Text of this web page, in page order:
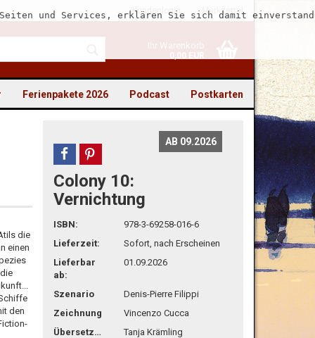
Kundenlogin Merkzettel
Ihr Warenkorb
0,00 EUR
und Services, erklären Sie sich damit
Postkarten
Podcast
Ferienpakete 2026
die
einen
den
AB 09.2026
teilen pin it
Colony 10:
Vernichtung
ISBN:
978-3-69258-016-6
Lieferzeit:
Sofort, nach Erscheinen
Lieferbar
ab:
01.09.2026
Szenario
Denis-Pierre Filippi
Zeichnung
Vincenzo Cucca
Übersetzg.
Tanja Krämling